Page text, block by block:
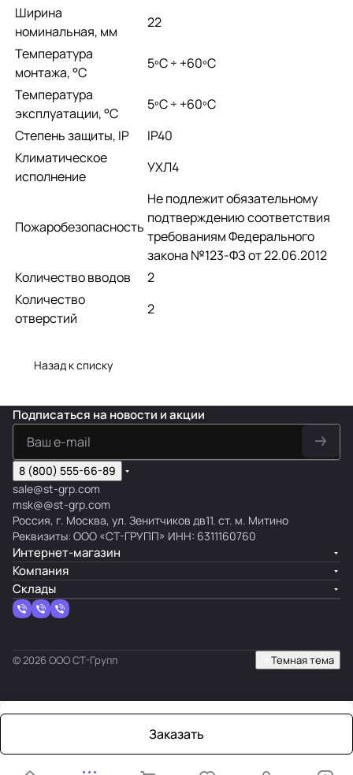
Ширина
номинальная, мм
22
Температура
монтажа, °С
­5ºС ÷ +60ºС
Температура
эксплуатации, °С
­5ºС ÷ +60ºС
Степень защиты, IP
IP40
Климатическое
исполнение
УХЛ4
Пожаробезопасность
Не подлежит обязательному
подтверждению соответствия
требованиям Федерального
закона №123-ФЗ от 22.06.2012
Количество вводов
2
Количество
отверстий
2
Назад к списку
Заказать
Подписаться на новости и акции
8 (800) 555-66-89
sale@st-grp.com
msk@@st-grp.com
Россия, г. Москва, ул. Зенитчиков дв11. ст. м. Митино
Реквизиты: ООО «СТ-ГРУПП» ИНН: 6311160760
Интернет-магазин
Компания
Склады
© 2026 ООО СТ-Групп Темная тема